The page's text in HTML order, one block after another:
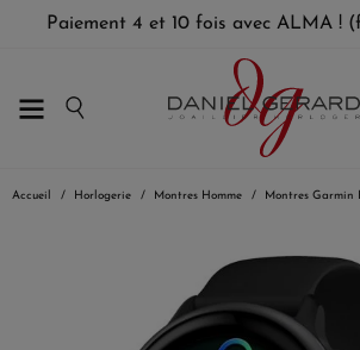
Paiement 4 et 10 fois avec ALMA !
Accueil Horlogerie Montres Homme Montres Garmin